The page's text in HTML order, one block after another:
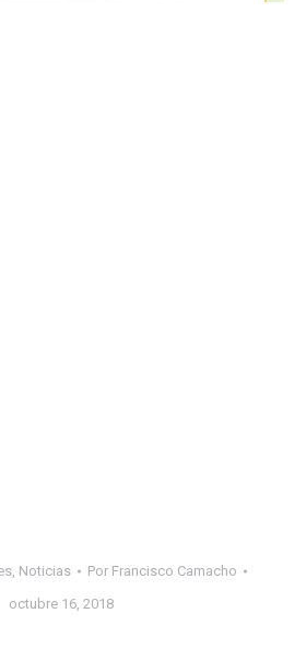
, Noticias Por Francisco Camacho
octubre 16, 2018